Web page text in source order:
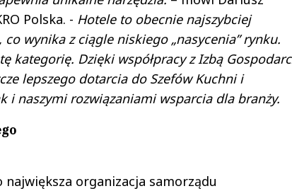
Polska. - Hotele to obecnie najszybciej
wynika z ciągle niskiego „nasycenia” rynku.
kategorię. Dzięki współpracy z Izbą
lepszego dotarcia do Szefów Kuchni i
i naszymi rozwiązaniami wsparcia dla branży.
organizacja samorządu